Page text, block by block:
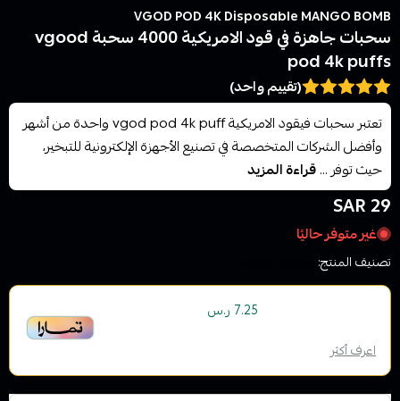
VGOD POD 4K Disposable MANGO BOMB
سحبات جاهزة في قود الامريكية 4000 سحبة vgood
pod 4k puffs
(تقييم واحد)
تعتبر سحبات فيقود الامريكية vgod pod 4k puff واحدة من أشهر
وأفضل الشركات المتخصصة في تصنيع الأجهزة الإلكترونية للتبخير،
حيث توفر ...قراءة المزيد
29 SAR
غير متوفر حاليًا
تصنيف المنتج:
7.25 ر.س
اعرف أكثر